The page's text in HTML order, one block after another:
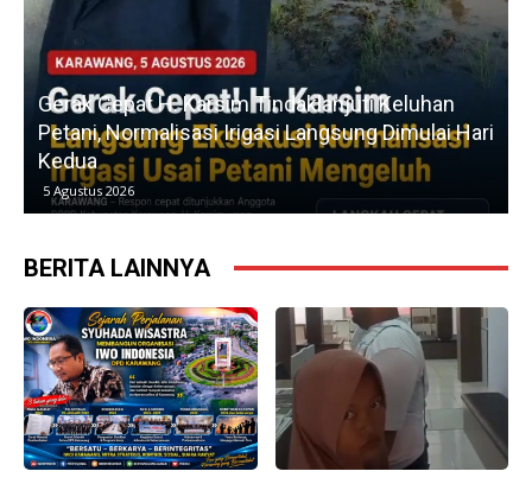
Gerak Cepat H. Karsim Tindaklanjuti Keluhan
Petani, Normalisasi Irigasi Langsung Dimulai Hari
Kedua
5 Agustus 2026
BERITA LAINNYA